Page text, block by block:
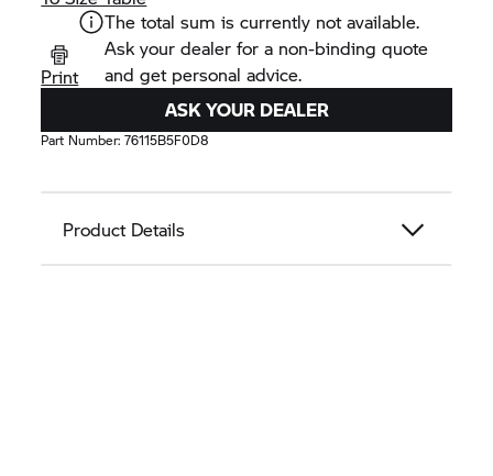
Print
The total sum is currently not available.
Ask your dealer for a non-binding quote
and get personal advice.
ASK YOUR DEALER
Part Number:76115B5F0D8
Product Details